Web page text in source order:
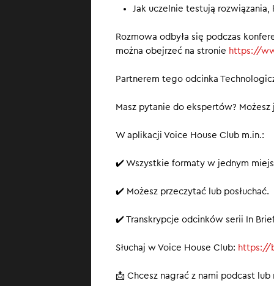
Jak uczelnie testują rozwiązania,
Rozmowa odbyła się podczas
można obejrzeć na stronie https://
Partnerem tego odcinka
Masz pytanie do ekspertów?
W aplikacji Voice House Club m.in.:
✔️ Wszystkie formaty w jednym
✔️ Możesz przeczytać lub posłuchać.
✔️ Transkrypcje odcinków serii In
Słuchaj w Voice House Club: https://
📩 Chcesz nagrać z nami podcast